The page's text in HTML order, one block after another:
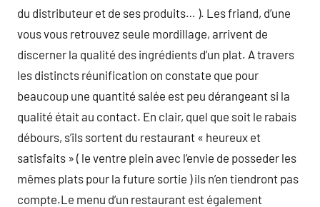
du distributeur et de ses produits… ). Les friand, d’une
vous vous retrouvez seule mordillage, arrivent de
discerner la qualité des ingrédients d’un plat. A travers
les distincts réunification on constate que pour
beaucoup une quantité salée est peu dérangeant si la
qualité était au contact. En clair, quel que soit le rabais
débours, s’ils sortent du restaurant « heureux et
satisfaits » ( le ventre plein avec l’envie de posseder les
mêmes plats pour la future sortie ) ils n’en tiendront pas
compte.Le menu d’un restaurant est également